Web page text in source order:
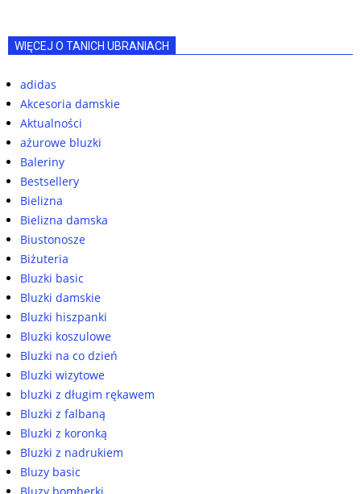
WIĘCEJ O TANICH UBRANIACH
adidas
Akcesoria damskie
Aktualności
ażurowe bluzki
Baleriny
Bestsellery
Bielizna
Bielizna damska
Biustonosze
Biżuteria
Bluzki basic
Bluzki damskie
Bluzki hiszpanki
Bluzki koszulowe
Bluzki na co dzień
Bluzki wizytowe
bluzki z długim rękawem
Bluzki z falbaną
Bluzki z koronką
Bluzki z nadrukiem
Bluzy basic